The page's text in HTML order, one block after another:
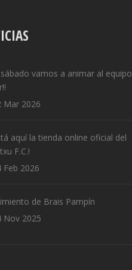
sábado vamos a animar al equipo
Mar 2026
aquí la tienda online oficial del
F.C.!
Feb 2026
de Brais Pampín
Nov 2025